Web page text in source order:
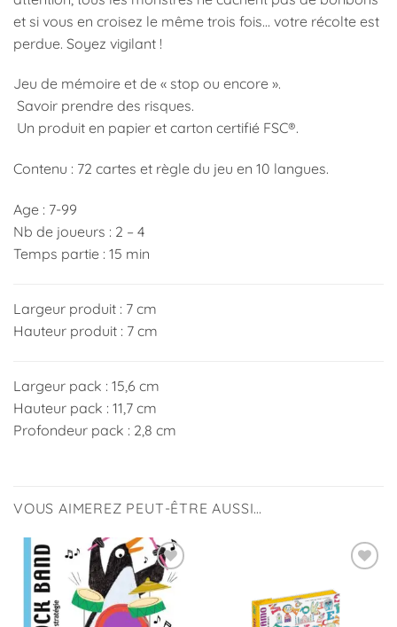
et si vous en croisez le même trois fois… votre récolte est
perdue. Soyez vigilant !
Jeu de mémoire et de « stop ou encore ».
Savoir prendre des risques.
Un produit en papier et carton certifié FSC®.
Contenu : 72 cartes et règle du jeu en 10 langues.
Age : 7-99
Nb de joueurs : 2 – 4
Temps partie : 15 min
Largeur produit : 7 cm
Hauteur produit : 7 cm
Largeur pack : 15,6 cm
Hauteur pack : 11,7 cm
Profondeur pack : 2,8 cm
VOUS AIMEREZ PEUT-ÊTRE AUSSI…
Ajouter
à la
liste
d’envies
d’envies